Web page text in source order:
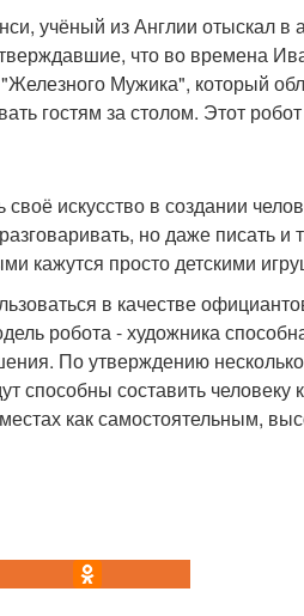
учёный из Англии отыскал в
что во времена
Мужика", который
гостям за столом. Этот
искусство в создании
но даже писать
кажутся просто детскими
в качестве
робота - художника
По утверждению
способны составить
как самостоятельным,